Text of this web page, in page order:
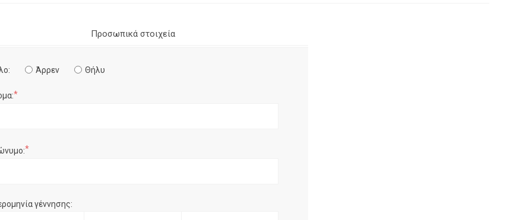
Προσωπικά στοιχεία
Άρρεν Θήλυ
*
*
γέννησης: